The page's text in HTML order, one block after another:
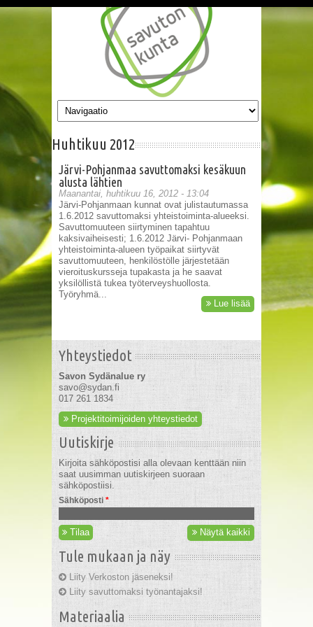
Hyppää pääsisältöön
Huhtikuu 2012
Järvi-Pohjanmaa savuttomaksi kesäkuun
alusta lähtien
Maanantai, huhtikuu 16, 2012 - 13:04
Järvi-Pohjanmaan kunnat ovat julistautumassa
1.6.2012 savuttomaksi yhteistoiminta-alueeksi.
Savuttomuuteen siirtyminen tapahtuu
kaksivaiheisesti; 1.6.2012 Järvi- Pohjanmaan
yhteistoiminta-alueen työpaikat siirtyvät
savuttomuuteen, henkilöstölle järjestetään
vieroituskursseja tupakasta ja he saavat
yksilöllistä tukea työterveyshuollosta.
Työryhmä...
Lue lisää
Yhteystiedot
Savon Sydänalue ry
savo@sydan.fi
017 261 1834
Projektitoimijoiden yhteystiedot
Uutiskirje
Kirjoita sähköpostisi alla olevaan kenttään niin
saat uusimman uutiskirjeen suoraan
sähköpostiisi.
Sähköposti *
Tilaa Näytä kaikki
Tule mukaan ja näy
Liity Verkoston jäseneksi!
Liity savuttomaksi työnantajaksi!
Materiaalia